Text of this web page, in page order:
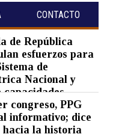
CONTACTO
de República
esfuerzos para
de
Nacional y
congreso, PPG
informativo; dice
hacia la historia